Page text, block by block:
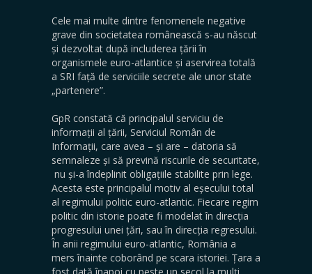
Cele mai multe dintre fenomenele negative
grave din societatea românească s-au născut
și dezvoltat după includerea țării în
organismele euro-atlantice și aservirea totală
a SRI față de serviciile secrete ale unor state
„partenere”.
GpR constată că principalul serviciu de
informații al țării, Serviciul Român de
Informații, care avea – și are – datoria să
semnaleze și să prevină riscurile de securitate,
nu și-a îndeplinit obligațiile stabilite prin lege.
Acesta este principalul motiv al eșecului total
al regimului politic euro-atlantic. Fiecare regim
politic din istorie poate fi modelat în direcția
progresului unei țări, sau în direcția regresului.
În anii regimului euro-atlantic, România a
mers înainte coborând pe scara istoriei. Țara a
fost dată înapoi cu peste un secol la mulți